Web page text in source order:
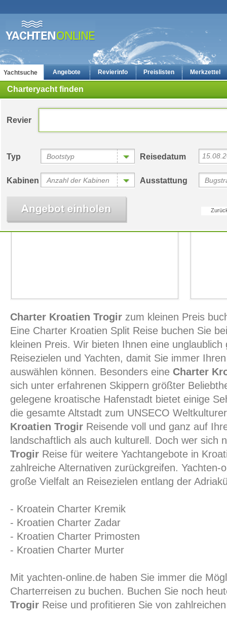
Yachtsuche Angebote Revierinfo Preislisten Merkzettel
Die günstigsten Charteryachten auf yachten-online
Charter Kroatien Trogirzum kleinen Preis
Eine Charter Kroatien Split Reise buchen Sie
kleinen Preis. Wir bieten Ihnen eine
Reisezielen und Yachten, damit Sie immer
auswählen können. Besonders eine Charter
sich unter erfahrenen Skippern größter
gelegene kroatische Hafenstadt bietet einige
die gesamte Altstadt zum UNSECO
Kroatien TrogirReisende voll und ganz auf
landschaftlich als auch kulturell. Doch wer sich
TrogirReise für weitere Yachtangebote in
zahlreiche Alternativen zurückgreifen. Yachten-
große Vielfalt an Reisezielen entlang der
- Kroatein Charter Kremik
- Kroatien Charter Zadar
- Kroatien Charter Primosten
- Kroatien Charter Murter
Mit yachten-online.de haben Sie immer die
Charterreisen zu buchen. Buchen Sie noch
TrogirReise und profitieren Sie von
Charteryacht finden
Revier
Typ Bootstyp Reisedatum
Kabinen Anzahl der Kabinen Ausstattung